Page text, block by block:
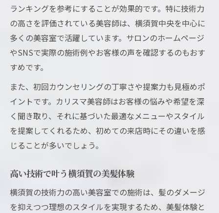
ランキングを参考にすることが効果的です。特に技術力
の高さを評価されている美容師は、横須賀中央を中心に
多くの美容室で活躍しています。サロンのホームページ
やSNSで実際の施術例やお客様の声を確認するのもおす
すめです。
また、初回カウンセリングの丁寧さや提案力も見極めポ
イントです。カリスマ美容師はお客様の悩みや希望を深
く聞き取り、それに基づいた最適なメニューやスタイル
を提案してくれるため、初めての来店時にその違いを感
じることが多いでしょう。
高い技術で叶う横須賀の美髪体験
横須賀の技術力の高い美容室での施術は、髪のダメージ
を抑えつつ理想のスタイルを実現するため、美髪体験と